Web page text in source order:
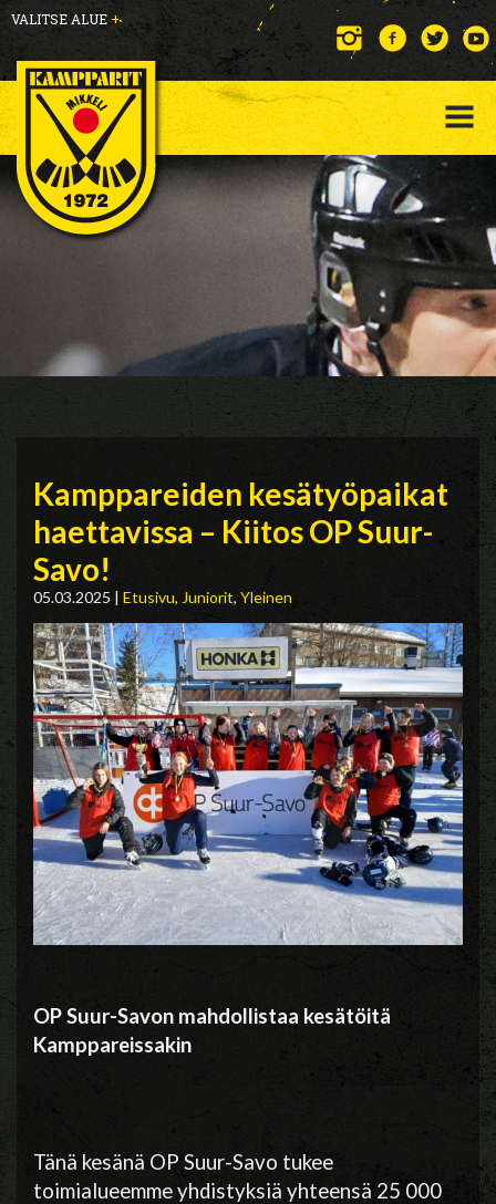
VALITSE ALUE +
Kamppareiden kesätyöpaikat
haettavissa – Kiitos OP Suur-
Savo!
05.03.2025 | Etusivu, Juniorit, Yleinen
OP Suur-Savon mahdollistaa kesätöitä
Kamppareissakin
Tänä kesänä OP Suur-Savo tukee
toimialueemme yhdistyksiä yhteensä 25 000